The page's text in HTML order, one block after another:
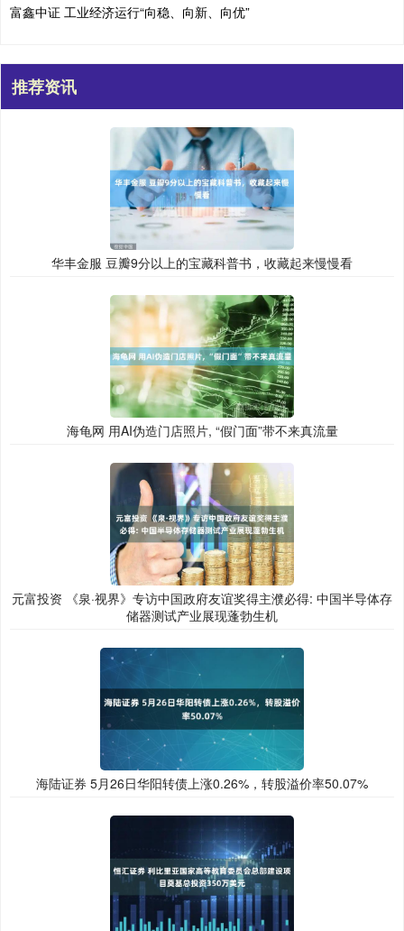
富鑫中证 工业经济运行“向稳、向新、向优”
推荐资讯
华丰金服 豆瓣9分以上的宝藏科普书，收藏起来慢慢看
海龟网 用AI伪造门店照片, “假门面”带不来真流量
元富投资 《泉·视界》专访中国政府友谊奖得主濮必得: 中国半导体存
储器测试产业展现蓬勃生机
海陆证券 5月26日华阳转债上涨0.26%，转股溢价率50.07%